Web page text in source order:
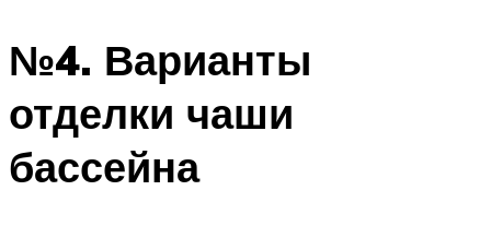
№4. Варианты
отделки чаши
бассейна